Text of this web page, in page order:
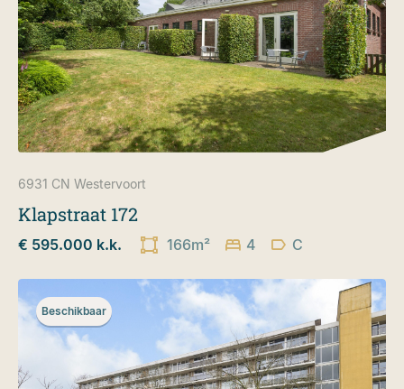
6931 CN Westervoort
Klapstraat 172
€ 595.000 k.k. 166m² 4 C
Beschikbaar